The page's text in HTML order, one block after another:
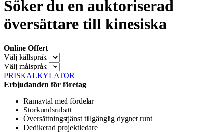
Söker du en auktoriserad
översättare till kinesiska
Online Offert
Välj källspråk
Välj målspråk
PRISKALKYLATOR
Erbjudanden för företag
Ramavtal med fördelar
Storkundsrabatt
Översättningstjänst tillgänglig dygnet runt
Dedikerad projektledare